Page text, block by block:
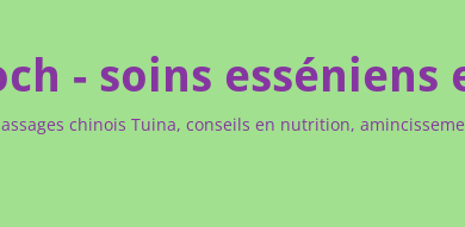
- soins
chinois Tuina, conseils en nutrition,